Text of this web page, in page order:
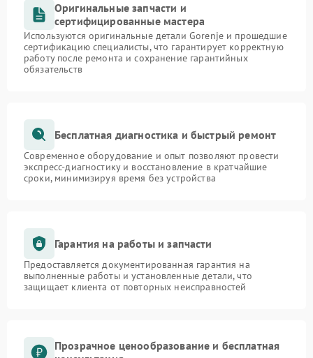
Оригинальные запчасти и
сертифицированные мастера
Используются оригинальные детали Gorenje и прошедшие
сертификацию специалисты, что гарантирует корректную
работу после ремонта и сохранение гарантийных
обязательств
Бесплатная диагностика и быстрый ремонт
Современное оборудование и опыт позволяют провести
экспресс-диагностику и восстановление в кратчайшие
сроки, минимизируя время без устройства
Гарантия на работы и запчасти
Предоставляется документированная гарантия на
выполненные работы и установленные детали, что
защищает клиента от повторных неисправностей
Прозрачное ценообразование и бесплатная